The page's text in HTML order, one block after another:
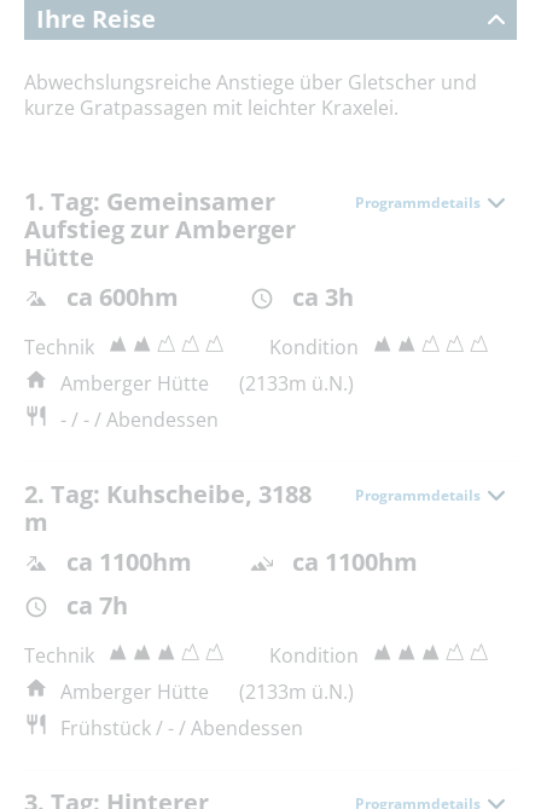
Ihre Reise
Abwechslungsreiche Anstiege über Gletscher und
kurze Gratpassagen mit leichter Kraxelei.
1. Tag: Gemeinsamer
Aufstieg zur Amberger
Hütte
Programmdetails
ca 600hm ca 3h
Technik
Kondition
Amberger Hütte
(2133m ü.N.)
- / - / Abendessen
2. Tag: Kuhscheibe, 3188
m
Programmdetails
ca 1100hm
ca 1100hm
ca 7h
Technik
Kondition
Amberger Hütte
(2133m ü.N.)
Frühstück / - / Abendessen
Programmdetails